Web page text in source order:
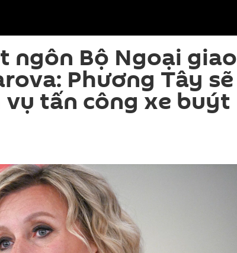
ngôn Bộ Ngoại giao
Phương Tây sẽ
vụ tấn công xe buýt